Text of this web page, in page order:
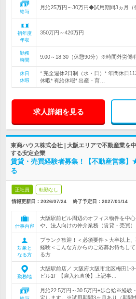
給与
月給25万円～30万円◆試用期間3ヵ月（
初年度
年収
350万円～420万円
勤務
時間
9:00～18:30（休憩90分）※時間外労働
休日
休暇
* 完全週休2日制（水・日）* 年間休日
休暇* 有給休暇* 出産・育…
求人詳細を見る
東商ハウス株式会社 | 大阪エリアで不動産業を
する安定企業
賃貸・売買経験者募集！【不動産営業
る
正社員 転勤なし
情報更新日：2026/07/24 終了予定日： 2027/01/14
仕事内容
大阪駅前ビル周辺のオフィス物件を中
や、法人向けの仲介業務（賃貸・売買）
対象と
なる方
ブランク歓迎！＜必須要件＞大卒以上
経験＜こんな方からのご応募お待ちし
る方
勤務地
大阪駅前店／ 大阪府大阪市北区梅田1-
ビル1F 【雇入れ直後】上記事…
月給22.5万円～30.5万円+歩合給※経験
定します。※試用期間3ヶ月あり（期間